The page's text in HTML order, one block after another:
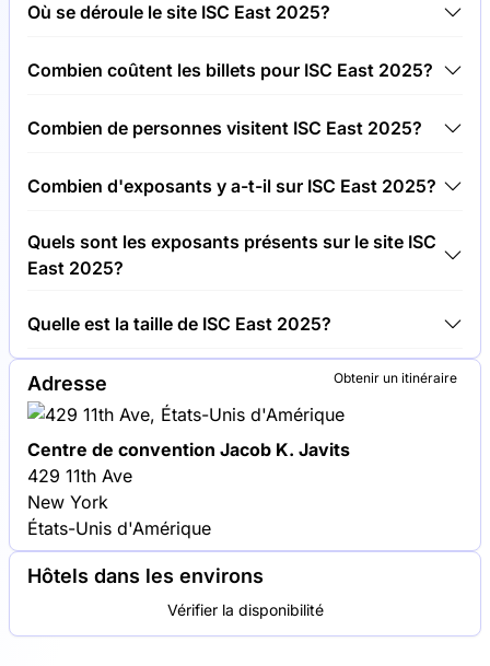
Où se déroule le site ISC East 2025?
convention Jacob K. Javits, États-Unis d'Amérique.
Combien coûtent les billets pour ISC East 2025?
visiteur.
Combien de personnes visitent ISC East 2025?
2025.
Combien d'exposants y a-t-il sur ISC East 2025?
Environ 300 exposants sont présents sur le site ISC
East 2025.
Quels sont les exposants présents sur le site ISC
East 2025?
partie des entreprises qui exposent sur le site ISC
East 2025.
Quelle est la taille de ISC East 2025?
ISC East 2025 couvre une surface d'exposition de
15 000 mètres carrés.
Obtenir un itinéraire
Adresse
Centre de convention Jacob K. Javits
429 11th Ave
New York
États-Unis d'Amérique
Hôtels dans les environs
Vérifier la disponibilité